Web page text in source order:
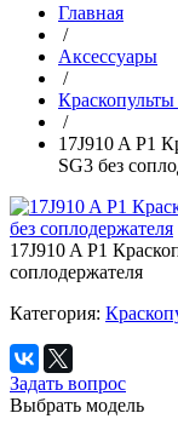
Главная
/
Аксессуары
/
/
17J910 A P1
SG3 без
17J910 A P1
соплодержателя
Категория:
Задать вопрос
Выбрать модель